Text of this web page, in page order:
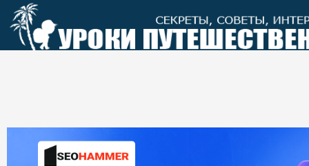
Перейти
контенту